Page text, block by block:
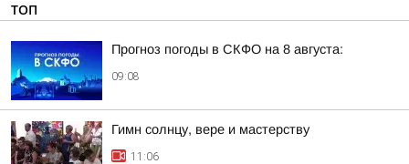
ТОП
Прогноз погоды в СКФО на 8 августа:
09:08
Гимн солнцу, вере и мастерству
11:06